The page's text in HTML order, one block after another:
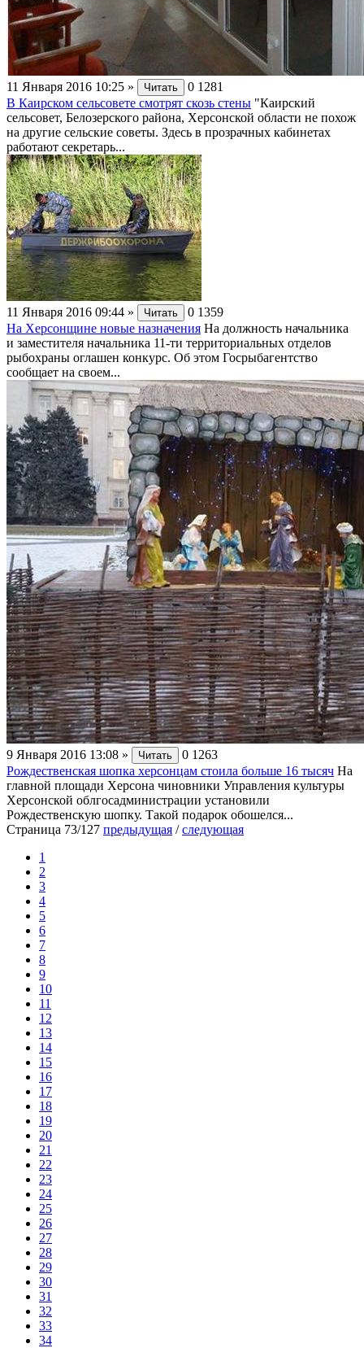
11 Января 2016 10:25 » Читать 0 1281
В Каирском сельсовете смотрят скозь стены "Каирский
сельсовет, Белозерского района, Херсонской области не похож
на другие сельские советы. Здесь в прозрачных кабинетах
работают секретарь...
11 Января 2016 09:44 » Читать 0 1359
На Херсонщине новые назначения На должность начальника
и заместителя начальника 11-ти территориальных отделов
рыбохраны оглашен конкурс. Об этом Госрыбагентство
сообщает на своем...
9 Января 2016 13:08 » Читать 0 1263
Рождественская шопка херсонцам стоила больше 16 тысяч На
главной площади Херсона чиновники Управления культуры
Херсонской облгосадминистрации установили
Рождественскую шопку. Такой подарок обошелся...
Страница 73/127 предыдущая /следующая
1
2
3
4
5
6
7
8
9
10
11
12
13
14
15
16
17
18
19
20
21
22
23
24
25
26
27
28
29
30
31
32
33
34